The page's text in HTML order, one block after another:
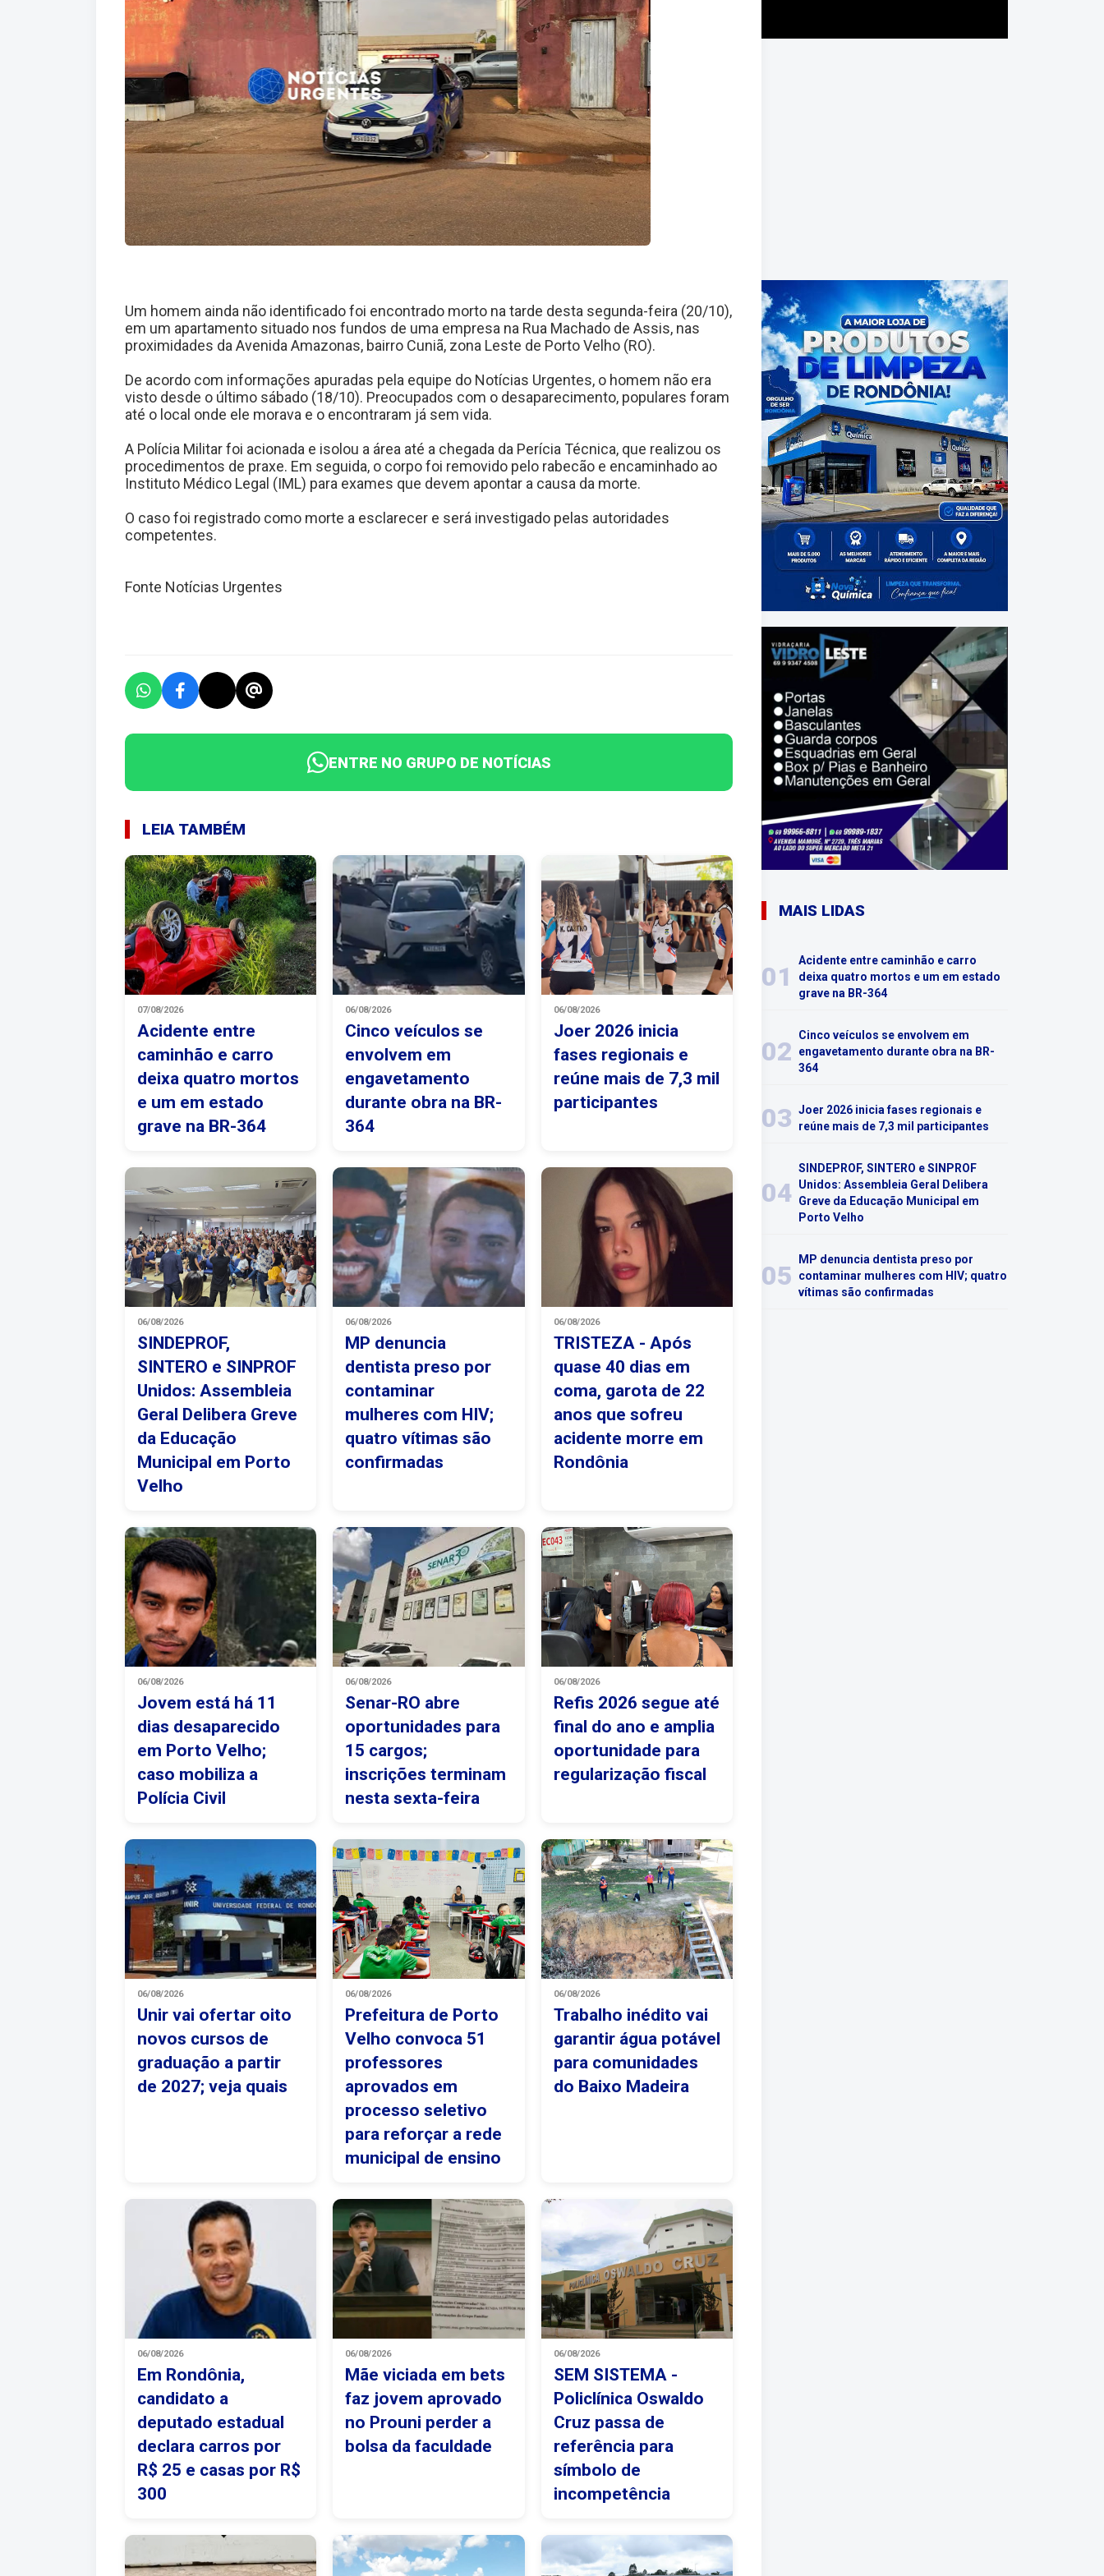
Um homem ainda não identificado foi encontrado morto na tarde desta segunda-feira (20/10),
em um apartamento situado nos fundos de uma empresa na Rua Machado de Assis, nas
proximidades da Avenida Amazonas, bairro Cuniã, zona Leste de Porto Velho (RO).
De acordo com informações apuradas pela equipe do Notícias Urgentes, o homem não era
visto desde o último sábado (18/10). Preocupados com o desaparecimento, populares foram
até o local onde ele morava e o encontraram já sem vida.
A Polícia Militar foi acionada e isolou a área até a chegada da Perícia Técnica, que realizou os
procedimentos de praxe. Em seguida, o corpo foi removido pelo rabecão e encaminhado ao
Instituto Médico Legal (IML) para exames que devem apontar a causa da morte.
O caso foi registrado como morte a esclarecer e será investigado pelas autoridades
competentes.
Fonte Notícias Urgentes
ENTRE NO GRUPO DE NOTÍCIAS
LEIA TAMBÉM
07/08/2026
Acidente entre
caminhão e carro
deixa quatro mortos
e um em estado
grave na BR-364
06/08/2026
Cinco veículos se
envolvem em
engavetamento
durante obra na BR-
364
06/08/2026
Joer 2026 inicia
fases regionais e
reúne mais de 7,3 mil
participantes
06/08/2026
SINDEPROF,
SINTERO e SINPROF
Unidos: Assembleia
Geral Delibera Greve
da Educação
Municipal em Porto
Velho
06/08/2026
MP denuncia
dentista preso por
contaminar
mulheres com HIV;
quatro vítimas são
confirmadas
06/08/2026
TRISTEZA - Após
quase 40 dias em
coma, garota de 22
anos que sofreu
acidente morre em
Rondônia
06/08/2026
Jovem está há 11
dias desaparecido
em Porto Velho;
caso mobiliza a
Polícia Civil
06/08/2026
Senar-RO abre
oportunidades para
15 cargos;
inscrições terminam
nesta sexta-feira
06/08/2026
Refis 2026 segue até
final do ano e amplia
oportunidade para
regularização fiscal
06/08/2026
Unir vai ofertar oito
novos cursos de
graduação a partir
de 2027; veja quais
06/08/2026
Prefeitura de Porto
Velho convoca 51
professores
aprovados em
processo seletivo
para reforçar a rede
municipal de ensino
06/08/2026
Trabalho inédito vai
garantir água potável
para comunidades
do Baixo Madeira
06/08/2026
Em Rondônia,
candidato a
deputado estadual
declara carros por
R$ 25 e casas por R$
300
06/08/2026
Mãe viciada em bets
faz jovem aprovado
no Prouni perder a
bolsa da faculdade
06/08/2026
SEM SISTEMA -
Policlínica Oswaldo
Cruz passa de
referência para
símbolo de
incompetência
MAIS LIDAS
01
Acidente entre caminhão e carro
deixa quatro mortos e um em estado
grave na BR-364
02
Cinco veículos se envolvem em
engavetamento durante obra na BR-
364
03 Joer 2026 inicia fases regionais e
reúne mais de 7,3 mil participantes
04
SINDEPROF, SINTERO e SINPROF
Unidos: Assembleia Geral Delibera
Greve da Educação Municipal em
Porto Velho
05
MP denuncia dentista preso por
contaminar mulheres com HIV; quatro
vítimas são confirmadas